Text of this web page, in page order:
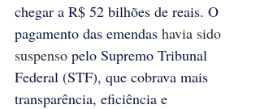
chegar a R$ 52 bilhões de reais. O
pagamento das emendas havia sido
suspenso pelo Supremo Tribunal
Federal (STF), que cobrava mais
transparência, eficiência e